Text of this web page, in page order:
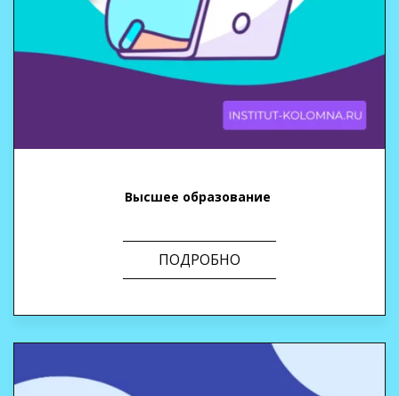
Высшее образование
ПОДРОБНО